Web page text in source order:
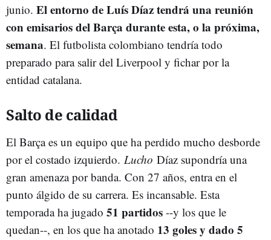
junio. El entorno de Luís Díaz tendrá una reunión
con emisarios del Barça durante esta, o la próxima,
semana. El futbolista colombiano tendría todo
preparado para salir del Liverpool y fichar por la
entidad catalana.
Salto de calidad
El Barça es un equipo que ha perdido mucho desborde
por el costado izquierdo. Lucho Díaz supondría una
gran amenaza por banda. Con 27 años, entra en el
punto álgido de su carrera. Es incansable. Esta
temporada ha jugado 51 partidos --y los que le
quedan--, en los que ha anotado 13 goles y dado 5